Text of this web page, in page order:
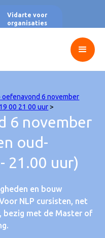
Vidarte voor
organisaties
oefenavond 6 november
00 21 00 uur>
6 november
oud-
21.00 uur)
en bouw
NLP cursisten, net
bezig met de Master of